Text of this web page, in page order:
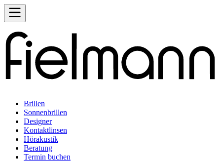
Brillen
Sonnenbrillen
Designer
Kontaktlinsen
Hörakustik
Beratung
Termin buchen